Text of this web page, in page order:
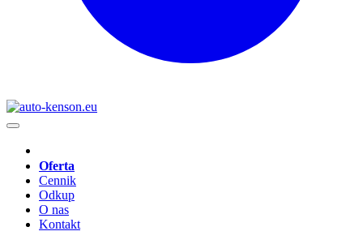
Oferta
Cennik
Odkup
O nas
Kontakt